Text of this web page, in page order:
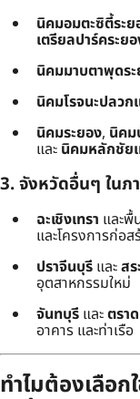
นิคมอมตะซิตี้ระย
เตรียลปาร์คระย
นิคมมาบตาพุดร
นิคมโรจนะปลวก
นิคมระยอง, นิคม
และ นิคมหลักชัย
3. จังหวัดอื่นๆ ในภ
ฉะเชิงเทรา และพื้
และโครงการก่อส
ปราจีนบุรี และส
อุตสาหกรรมใหม่
จันทบุรี และตราด
อาคาร และท่าเรือ
ทำไมต้องเลือก